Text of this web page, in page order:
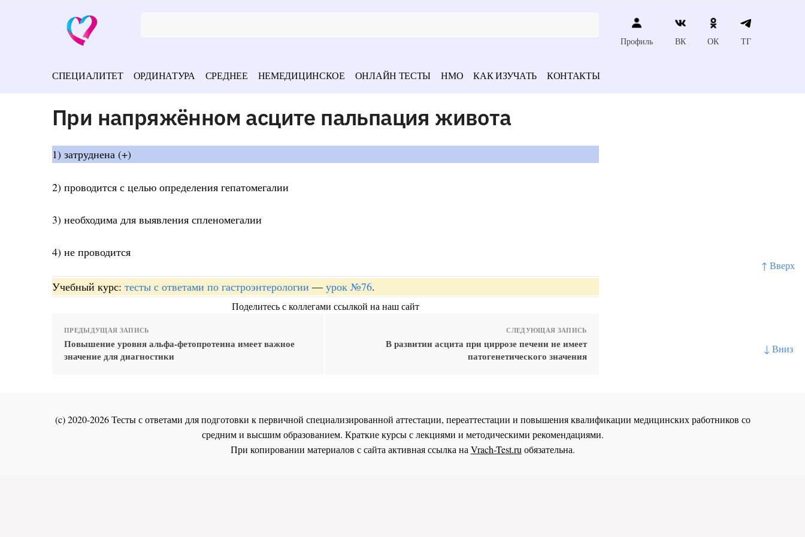
↑ Вверх
↓ Вниз
Профиль ВК ОК ТГ
СПЕЦИАЛИТЕТ ОРДИНАТУРА СРЕДНЕЕ НЕМЕДИЦИНСКОЕ ОНЛАЙН ТЕСТЫ НМО КАК ИЗУЧАТЬ КОНТАКТЫ
При напряжённом асците пальпация живота
1) затруднена (+)
2) проводится с целью определения гепатомегалии
3) необходима для выявления спленомегалии
4) не проводится
Учебный курс: тесты с ответами по гастроэнтерологии — урок №76.
Поделитесь с коллегами ссылкой на наш сайт
ПРЕДЫДУЩАЯ ЗАПИСЬ
Повышение уровня альфа-фетопротеина имеет важное
значение для диагностики
СЛЕДУЮЩАЯ ЗАПИСЬ
В развитии асцита при циррозе печени не имеет
патогенетического значения
(c) 2020-2026 Тесты с ответами для подготовки к первичной специализированной аттестации, переаттестации и повышения квалификации медицинских работников со
средним и высшим образованием. Краткие курсы с лекциями и методическими рекомендациями.
При копировании материалов с сайта активная ссылка на Vrach-Test.ru обязательна.